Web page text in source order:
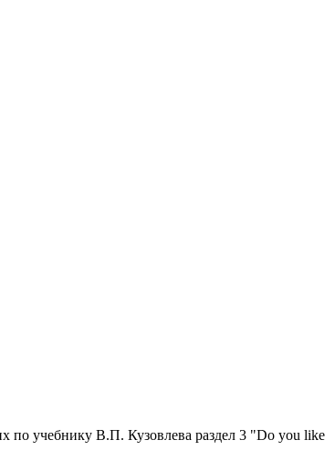
по учебнику В.П. Кузовлева раздел 3 "Do you like